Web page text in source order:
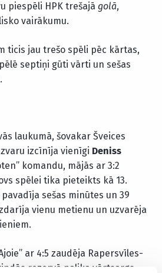
piespēli HPK trešajā golā,
vairākumu.
ticis jau trešo spēli pēc kārtas,
septiņi gūti vārti un sešas
laukumā, šovakar Šveices
izcīnīja vienīgi Deniss
komandu, mājās ar 3:2
spēlei tika pieteikts kā 13.
sešas minūtes un 39
vienu metienu un uzvarēja
ar 4:5 zaudēja Rapersvīles-
rezervē palika vārtsargs